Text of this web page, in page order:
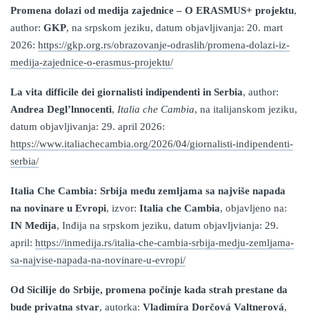
Promena dolazi od medija zajednice – O ERASMUS+ projektu,
author: GKP, na srpskom jeziku, datum objavljivanja: 20. mart
2026: https://gkp.org.rs/obrazovanje-odraslih/promena-dolazi-iz-
medija-zajednice-o-erasmus-projektu/
La vita difficile dei giornalisti indipendenti in Serbia, author:
Andrea Degl’lnnocenti, Italia che Cambia, na italijanskom jeziku,
datum objavljivanja: 29. april 2026:
https://www.italiachecambia.org/2026/04/giornalisti-indipendenti-
serbia/
Italia Che Cambia: Srbija među zemljama sa najviše napada
na novinare u Evropi, izvor: Italia che Cambia, objavljeno na:
IN Medija, Inđija na srpskom jeziku, datum objavljvianja: 29.
april: https://inmedija.rs/italia-che-cambia-srbija-medju-zemljama-
sa-najvise-napada-na-novinare-u-evropi/
Od Sicilije do Srbije, promena počinje kada strah prestane da
bude privatna stvar, autorka: Vladimíra Dorčová Valtnerová,